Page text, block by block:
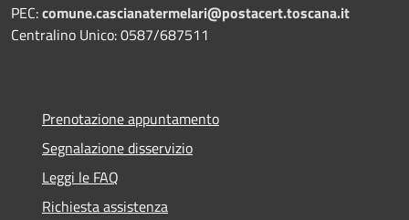
PEC:comune.cascianatermelari@postacert.toscana.it
Centralino Unico: 0587/687511
Prenotazione appuntamento
Segnalazione disservizio
Leggi le FAQ
Richiesta assistenza